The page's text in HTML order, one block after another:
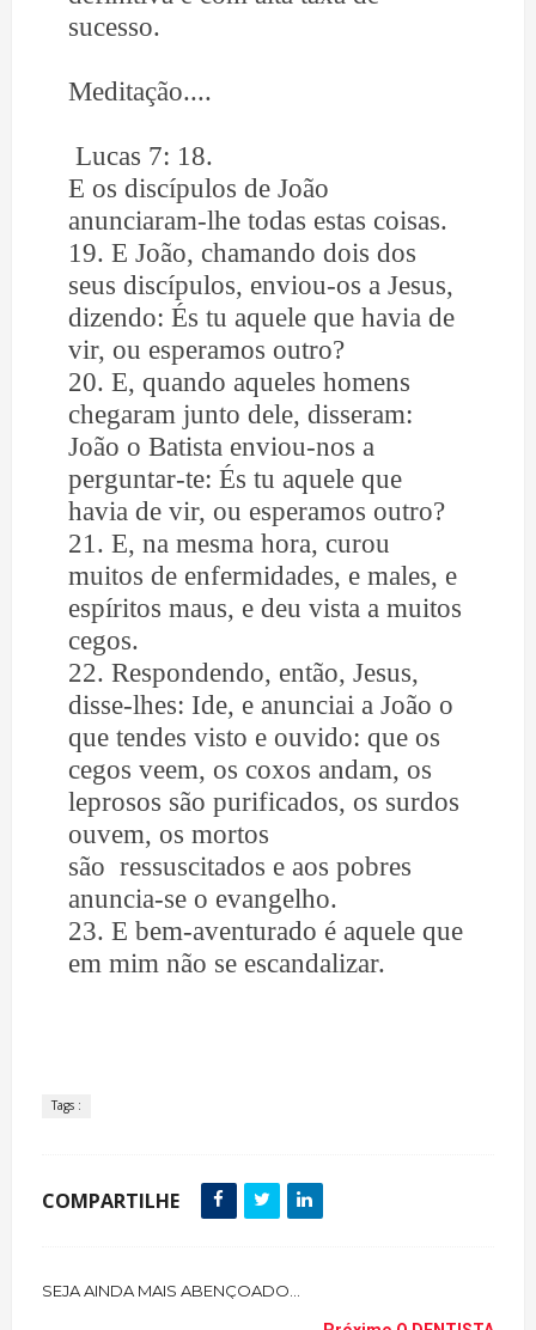
sucesso.
Meditação....
Lucas 7: 18.
E os discípulos de João
anunciaram-lhe todas estas coisas.
19. E João, chamando dois dos
seus discípulos, enviou-os a Jesus,
dizendo: És tu aquele que havia de
vir, ou esperamos outro?
20. E, quando aqueles homens
chegaram junto dele, disseram:
João o Batista enviou-nos a
perguntar-te: És tu aquele que
havia de vir, ou esperamos outro?
21. E, na mesma hora, curou
muitos de enfermidades, e males, e
espíritos maus, e deu vista a muitos
cegos.
22. Respondendo, então, Jesus,
disse-lhes: Ide, e anunciai a João o
que tendes visto e ouvido: que os
cegos veem, os coxos andam, os
leprosos são purificados, os surdos
ouvem, os mortos
são ressuscitados e aos pobres
anuncia-se o evangelho.
23. E bem-aventurado é aquele que
em mim não se escandalizar.
Tags :
COMPARTILHE
SEJA AINDA MAIS ABENÇOADO...